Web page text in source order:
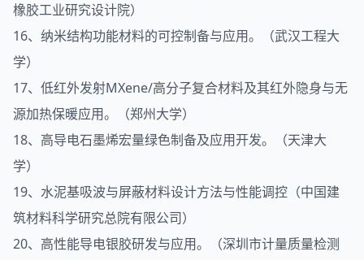
橡胶工业研究设计院）
16、纳米结构功能材料的可控制备与应用。（武汉工程大
学）
17、低红外发射MXene/高分子复合材料及其红外隐身与无
源加热保暖应用。（郑州大学）
18、高导电石墨烯宏量绿色制备及应用开发。（天津大
学）
19、水泥基吸波与屏蔽材料设计方法与性能调控（中国建
筑材料科学研究总院有限公司）
20、高性能导电银胶研发与应用。（深圳市计量质量检测